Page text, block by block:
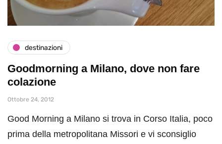
destinazioni
Goodmorning a Milano, dove non fare
colazione
Ottobre 24, 2012
Good Morning a Milano si trova in Corso Italia, poco
prima della metropolitana Missori e vi sconsiglio